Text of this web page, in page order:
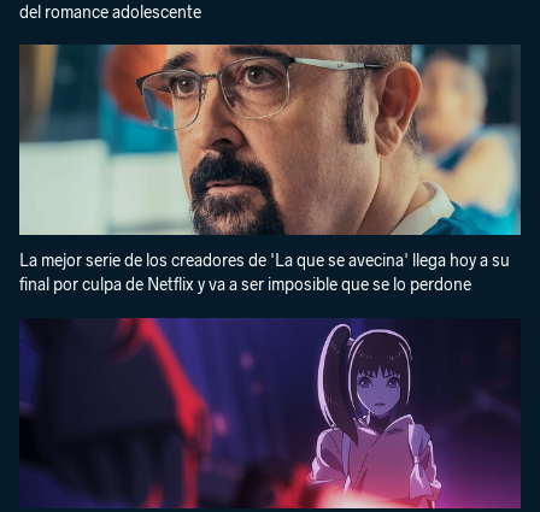
del romance adolescente
La mejor serie de los creadores de 'La que se avecina' llega hoy a su
final por culpa de Netflix y va a ser imposible que se lo perdone